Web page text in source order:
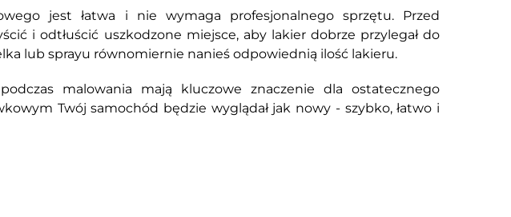
jest łatwa i nie wymaga profesjonalnego sprzętu. Przed
i odtłuścić uszkodzone miejsce, aby lakier dobrze przylegał do
lub sprayu równomiernie nanieś odpowiednią ilość lakieru.
malowania mają kluczowe znaczenie dla ostatecznego
Twój samochód będzie wyglądał jak nowy - szybko, łatwo i